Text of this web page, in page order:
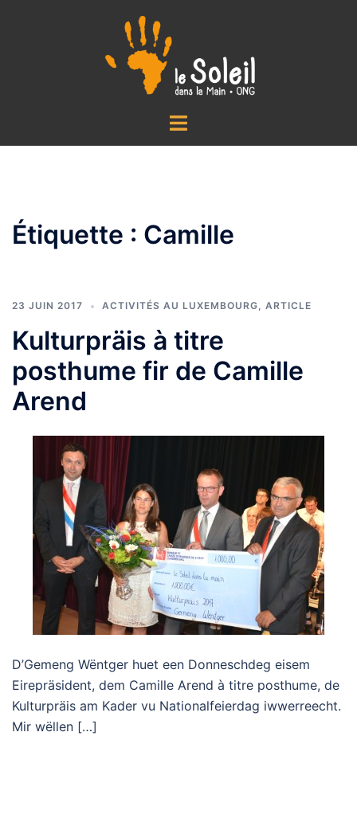
Ouvrir/fermer
Étiquette : Camille
23 JUIN 2017 ACTIVITÉS AU LUXEMBOURG, ARTICLE
Kulturpräis à titre
posthume fir de Camille
Arend
D’Gemeng Wëntger huet een Donneschdeg eisem
Eirepräsident, dem Camille Arend à titre posthume, de
Kulturpräis am Kader vu Nationalfeierdag iwwerreecht.
Mir wëllen […]